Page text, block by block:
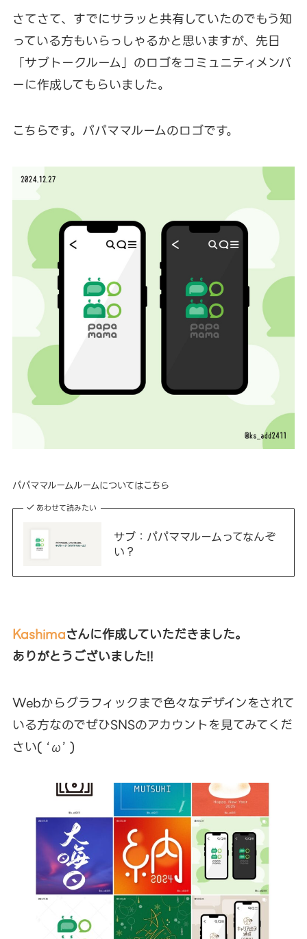
さてさて、すでにサラッと共有していたのでもう知
っている方もいらっしゃるかと思いますが、先日
「サブトークルーム」のロゴをコミュニティメンバ
ーに作成してもらいました。
こちらです。パパママルームのロゴです。
パパママルームルームについてはこちら
あわせて読みたい
サブ：パパママルームってなんぞ
い？
Kashimaさんに作成していただきました。
ありがとうございました!!
Webからグラフィックまで色々なデザインをされて
いる方なのでぜひSNSのアカウントを見てみてくだ
さい( ‘ω’ )